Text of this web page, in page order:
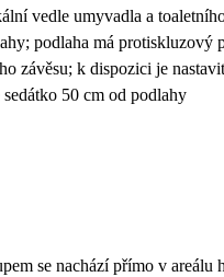
vedle umyvadla a
podlaha má protiskluzový
závěsu; k dispozici je
50 cm od podlahy
se nachází přímo v areálu